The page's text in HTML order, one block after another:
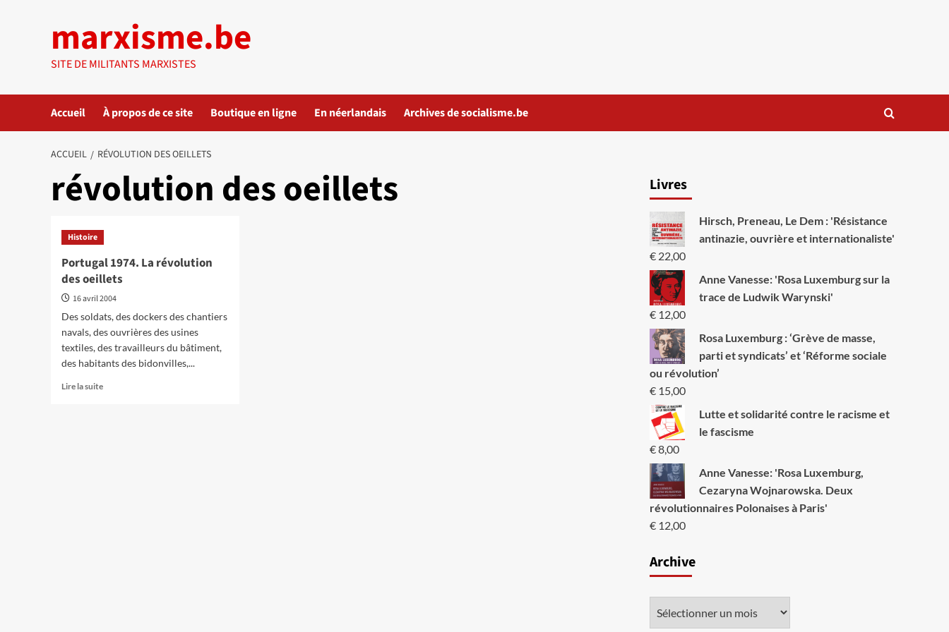
marxisme.be
SITE DE MILITANTS MARXISTES
Accueil À propos de ce site Boutique en ligne En néerlandais Archives de socialisme.be
ACCUEIL RÉVOLUTION DES OEILLETS
révolution des oeillets
Histoire
Portugal 1974. La révolution
des oeillets
16 avril 2004
Des soldats, des dockers des chantiers
navals, des ouvrières des usines
textiles, des travailleurs du bâtiment,
des habitants des bidonvilles,...
Lire la suiteEn
Livres
Hirsch, Preneau, Le Dem : 'Résistance
antinazie, ouvrière et internationaliste'
€22,00
Anne Vanesse: 'Rosa Luxemburg sur la
trace de Ludwik Warynski'
€12,00
Rosa Luxemburg : ‘Grève de masse,
parti et syndicats’ et ‘Réforme sociale
ou révolution’
€15,00
Lutte et solidarité contre le racisme et
le fascisme
€8,00
Anne Vanesse: 'Rosa Luxemburg,
Cezaryna Wojnarowska. Deux
révolutionnaires Polonaises à Paris'
€12,00
Archive